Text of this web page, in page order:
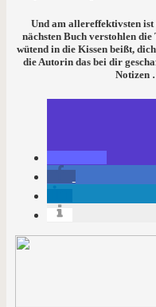
Und am allereffektivsten ist
nächsten Buch verstohlen
wütend in die Kissen beißt,
die Autorin das bei dir
Notizen